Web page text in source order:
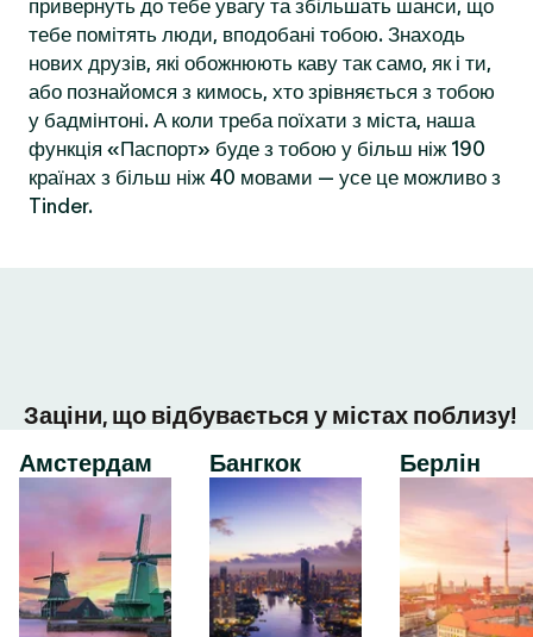
привернуть до тебе увагу та збільшать шанси, що
тебе помітять люди, вподобані тобою. Знаходь
нових друзів, які обожнюють каву так само, як і ти,
або познайомся з кимось, хто зрівняється з тобою
у бадмінтоні. А коли треба поїхати з міста, наша
функція «Паспорт» буде з тобою у більш ніж 190
країнах з більш ніж 40 мовами — усе це можливо з
Tinder.
Заціни, що відбувається у містах поблизу!
Амстердам
Бангкок Берлін